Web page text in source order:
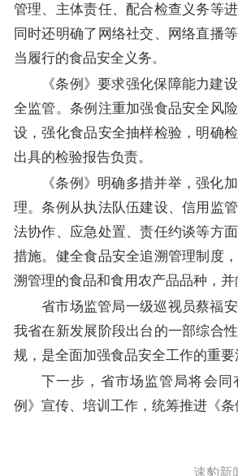
管理、主体责任、配合检查义务等进
同时还明确了网络社交、网络直播
当履行的食品安全义务。
《条例》要求强化保障能力建
全监管。条例注重加强食品安全风
设，强化食品安全抽样检验，明确
出具的检验报告负责。
《条例》明确多措并举，强化
理。条例从执法队伍建设、信用监
法协作、应急处置、责任约谈等方
措施。健全食品安全追溯管理制度
溯管理的食品和食用农产品品种，并
省市场监管局一级巡视员蔡福
我省在新发展阶段出台的一部综合
规，是全面加强食品安全工作的重要
下一步，省市场监管局将会同
例》宣传、培训工作，统筹推进《条
速豹新